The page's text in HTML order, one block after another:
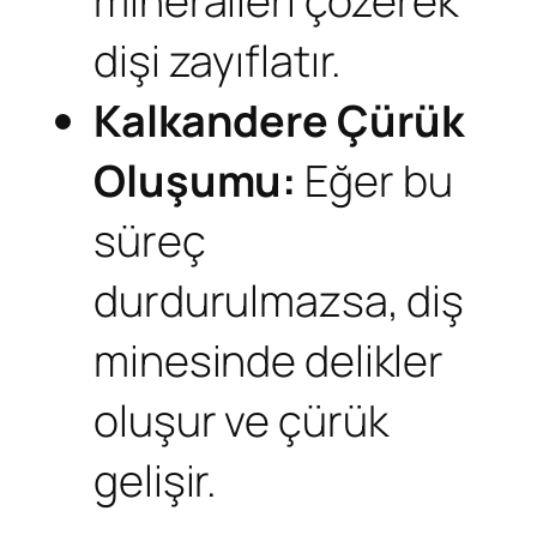
dişi zayıflatır.
KalkandereÇürük
Oluşumu: Eğer bu
süreç
durdurulmazsa, diş
minesinde delikler
oluşur ve çürük
gelişir.